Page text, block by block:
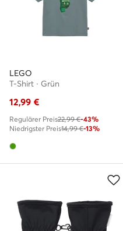
LEGO
T-Shirt · Grün
12,99 €
Regulärer Preis22,99 €-43%
Niedrigster Preis14,99 €-13%